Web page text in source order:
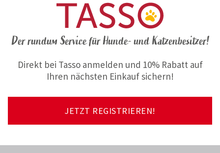
Der rundum Service für Hunde- und Katzenbesitzer!
Direkt bei Tasso anmelden und 10% Rabatt auf
Ihren nächsten Einkauf sichern!
JETZT REGISTRIEREN!